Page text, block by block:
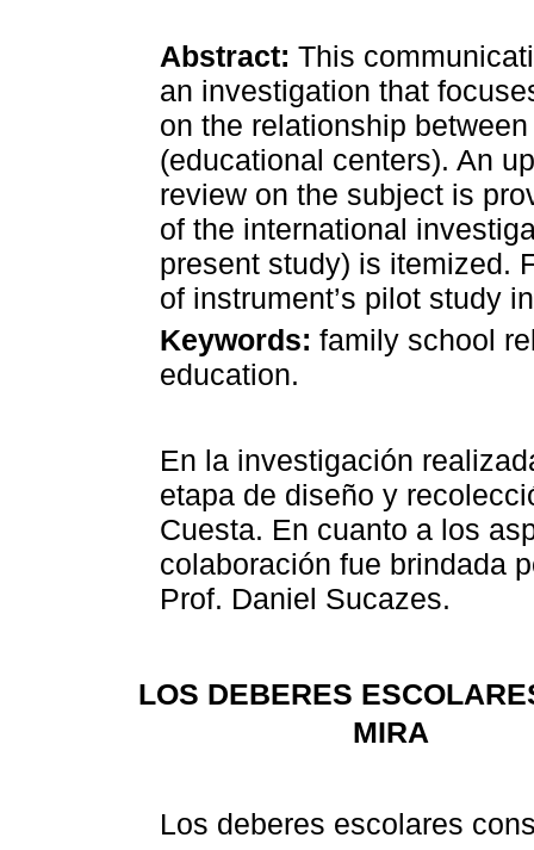
Abstract: This
an investigation that
on the relationship
(educational centers). An
review on the subject is
of the international
present study) is itemized.
of instrument’s pilot study
Keywords: family school
education.
En la investigación
etapa de diseño y
Cuesta. En cuanto a los
colaboración fue brindada
Prof. Daniel Sucazes.
LOS DEBERES
MIRA
Los deberes escolares